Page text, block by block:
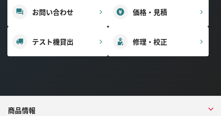
お問い合わせ 価格・見積
テスト機貸出 修理・校正
商品情報